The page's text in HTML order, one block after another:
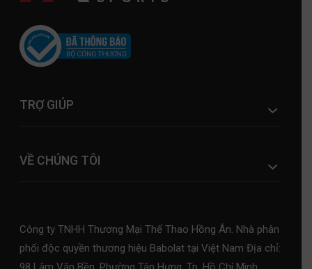
TRỢ GIÚP
VỀ CHÚNG TÔI
Công ty TNHH Thương Mại Thể Thao Hồng Ân. Nhà phân
phối độc quyền thương hiệu Babolat tại Việt Nam Địa chỉ: